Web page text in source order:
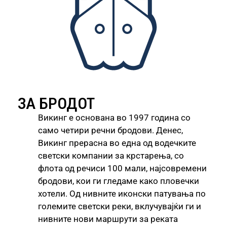
ЗА БРОДОТ
Викинг е основана во 1997 година со
само четири речни бродови. Денес,
Викинг прерасна во една од водечките
светски компании за крстарења, со
флота од речиси 100 мали, најсовремени
бродови, кои ги гледаме како пловечки
хотели. Од нивните иконски патувања по
големите светски реки, вклучувајќи ги и
нивните нови маршрути за реката